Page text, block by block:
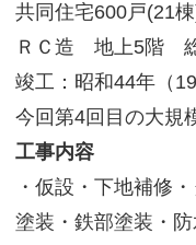
共同住宅600戸(21
ＲＣ造 地上5階
竣工：昭和44年（
今回第4回目の大規
工事内容
・仮設・下地補修
塗装・鉄部塗装・